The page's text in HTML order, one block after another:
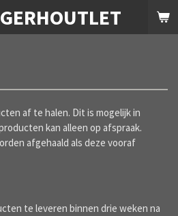
af te halen. Dit is mogelijk in
kan alleen op afspraak.
afgehaald als deze vooraf
te leveren binnen drie weken na